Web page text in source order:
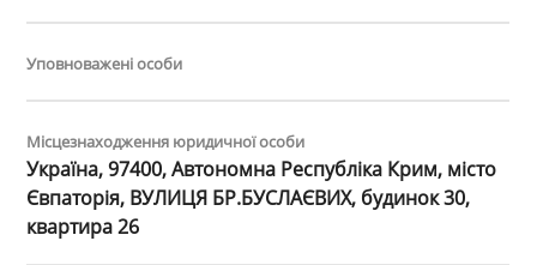
Уповноважені особи
Місцезнаходження юридичної особи
Україна, 97400, Автономна Республіка Крим, місто
Євпаторія, ВУЛИЦЯ БР.БУСЛАЄВИХ, будинок 30,
квартира 26